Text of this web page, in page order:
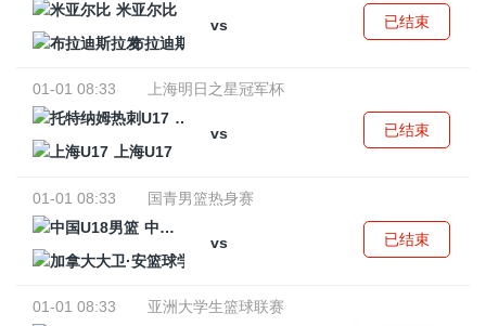
米亚尔比
vs
布拉迪斯拉发
已结束
01-01 08:33
上海明日之星冠军杯
托特纳姆热刺U17
vs
上海U17
已结束
01-01 08:33
国青男篮热身赛
中国U18男篮
vs
已结束
01-01 08:33
亚洲大学生篮球联赛